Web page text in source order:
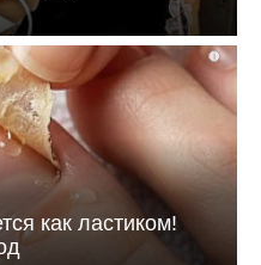
i
как ластиком!